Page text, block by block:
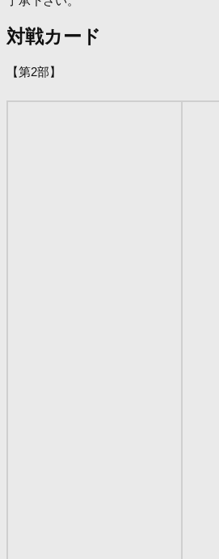
対戦カード
【第2部】